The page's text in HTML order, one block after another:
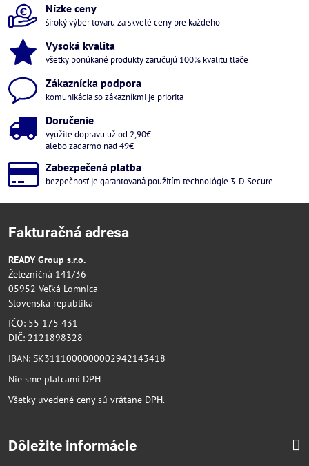
Nízke ceny
široký výber tovaru za skvelé ceny pre každého
Vysoká kvalita
všetky ponúkané produkty zaručujú 100% kvalitu tlače
Zákaznícka podpora
komunikácia so zákazníkmi je priorita
Doručenie
využite dopravu už od 2,90€
alebo zadarmo nad 49€
Zabezpečená platba
bezpečnosť je garantovaná použitím technológie 3-D Secure
Fakturačná adresa
READY Group s.r.o.
Železničná 141/36
05952 Veľká Lomnica
Slovenská republika
IČO: 55 175 431
DIČ: 2121898328
IBAN: SK3111000000002942143418
Nie sme platcami DPH
Všetky uvedené ceny sú vrátane DPH.
Dôležite informácie